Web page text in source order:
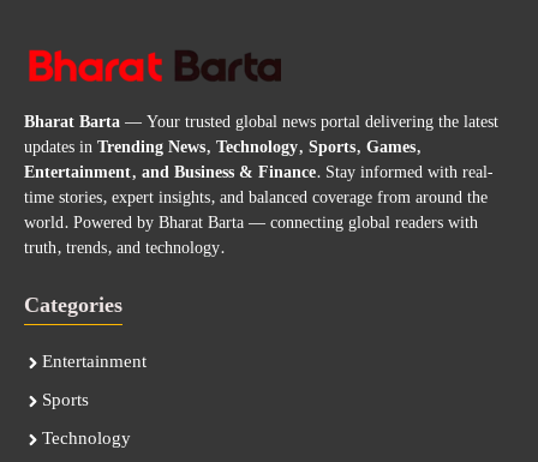
Bharat Barta— Your trusted global news portal delivering the latest
updates inTrending News, Technology, Sports, Games,
Entertainment, and Business & Finance. Stay informed with real-
time stories, expert insights, and balanced coverage from around the
world. Powered by Bharat Barta — connecting global readers with
truth, trends, and technology.
Categories
Entertainment
Sports
Technology